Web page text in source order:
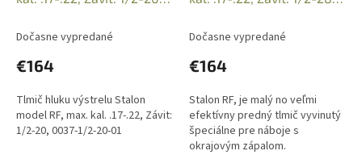
Dočasne vypredané
€164
Tlmič hluku výstrelu Stalon
model RF, max. kal. .17-.22, Závit:
1/2-20, 0037-1/2-20-01
Dočasne vypredané
€164
Stalon RF, je malý no veľmi
efektívny predný tlmič vyvinutý
špeciálne pre náboje s
okrajovým zápalom.